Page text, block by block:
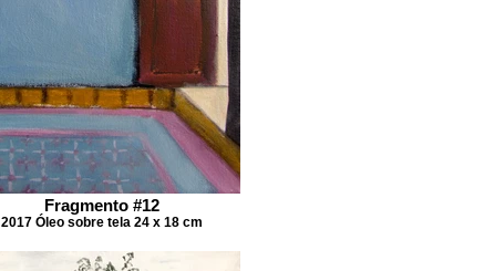
Fragmento #12
2017 Óleo sobre tela 24 x 18 cm